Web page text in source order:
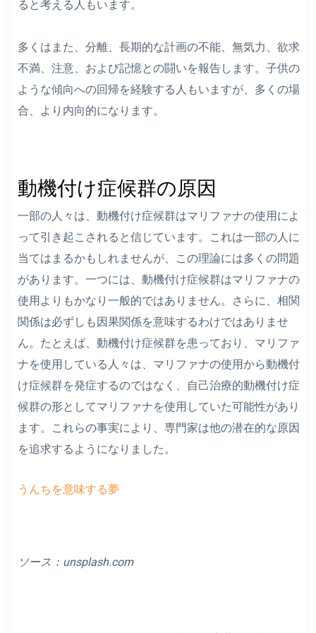
ると考える人もいます。
多くはまた、分離、長期的な計画の不能、無気力、欲求
不満、注意、および記憶との闘いを報告します。子供の
ような傾向への回帰を経験する人もいますが、多くの場
合、より内向的になります。
動機付け症候群の原因
一部の人々は、動機付け症候群はマリファナの使用によ
って引き起こされると信じています。これは一部の人に
当てはまるかもしれませんが、この理論には多くの問題
があります。一つには、動機付け症候群はマリファナの
使用よりもかなり一般的ではありません。さらに、相関
関係は必ずしも因果関係を意味するわけではありませ
ん。たとえば、動機付け症候群を患っており、マリファ
ナを使用している人々は、マリファナの使用から動機付
け症候群を発症するのではなく、自己治療的動機付け症
候群の形としてマリファナを使用していた可能性があり
ます。これらの事実により、専門家は他の潜在的な原因
を追求するようになりました。
うんちを意味する夢
ソース： unsplash.com